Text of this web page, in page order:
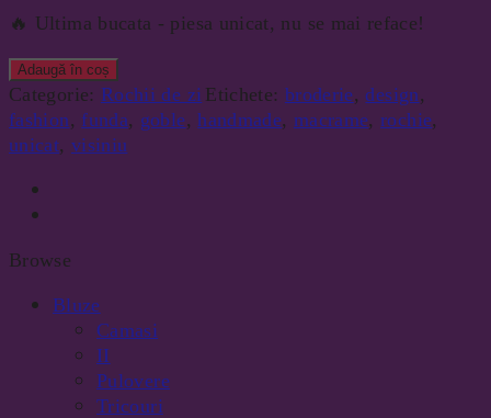
🔥 Ultima bucata - piesa unicat, nu se mai reface!
Adaugă în coș
Categorie: Rochii de zi Etichete: broderie, design,
fashion, funda, goble,handmade, macrame, rochie,
unicat, visiniu
Browse
Bluze
Camasi
II
Pulovere
Tricouri